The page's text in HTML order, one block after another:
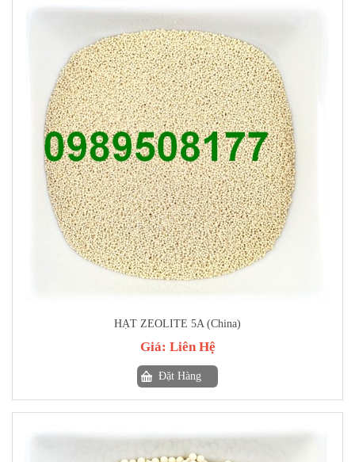
HẠT ZEOLITE 5A (China)
Giá: Liên Hệ
Đặt Hàng